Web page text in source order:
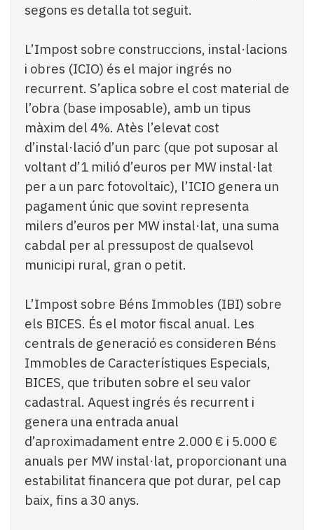
segons es detalla tot seguit.
L’Impost sobre construccions, instal·lacions
i obres (ICIO) és el major ingrés no
recurrent. S’aplica sobre el cost material de
l’obra (base imposable), amb un tipus
màxim del 4%. Atès l’elevat cost
d’instal·lació d’un parc (que pot suposar al
voltant d’1 milió d’euros per MW instal·lat
per a un parc fotovoltaic), l’ICIO genera un
pagament únic que sovint representa
milers d’euros per MW instal·lat, una suma
cabdal per al pressupost de qualsevol
municipi rural, gran o petit.
L’Impost sobre Béns Immobles (IBI) sobre
els BICES. És el motor fiscal anual. Les
centrals de generació es consideren Béns
Immobles de Característiques Especials,
BICES, que tributen sobre el seu valor
cadastral. Aquest ingrés és recurrent i
genera una entrada anual
d’aproximadament entre 2.000 € i 5.000 €
anuals per MW instal·lat, proporcionant una
estabilitat financera que pot durar, pel cap
baix, fins a 30 anys.